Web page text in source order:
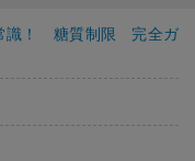
識！ 糖質制限 完全ガ